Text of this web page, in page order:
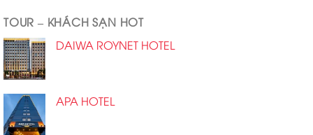
TOUR – KHÁCH SẠN HOT
DAIWA ROYNET HOTEL
APA HOTEL